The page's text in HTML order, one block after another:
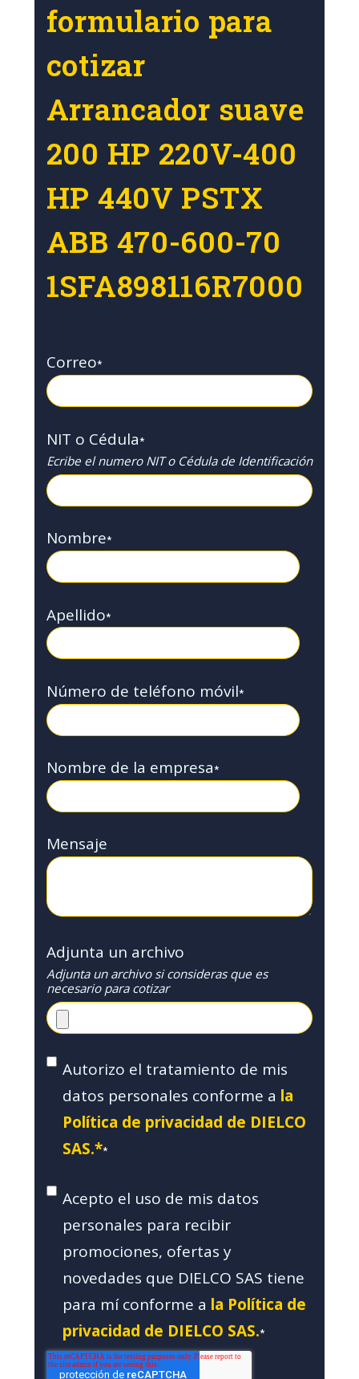
formulario para
cotizar
Arrancador suave
200 HP 220V-400
HP 440V PSTX
ABB 470-600-70
1SFA898116R7000
Correo*
NIT o Cédula*
Ecribe el numero NIT o Cédula de Identificación
Nombre*
Apellido*
Número de teléfono móvil*
Nombre de la empresa*
Mensaje
Adjunta un archivo
Adjunta un archivo si consideras que es
necesario para cotizar
Autorizo el tratamiento de mis
datos personales conforme a la
Política de privacidad de DIELCO
SAS.**
Acepto el uso de mis datos
personales para recibir
promociones, ofertas y
novedades que DIELCO SAS tiene
para mí conforme a la Política de
privacidad de DIELCO SAS.*